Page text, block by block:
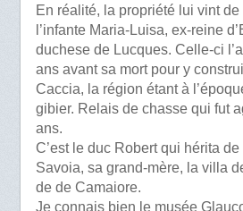
En réalité, la propriété lui vint
l’infante Maria-Luisa, ex-reine
duchese de Lucques. Celle-ci
ans avant sa mort pour y
Caccia, la région étant à
gibier. Relais de chasse qui fut
ans.
C’est le duc Robert qui hérita
Savoia, sa grand-mère, la villa
de de Camaiore.
Je connais bien le musée